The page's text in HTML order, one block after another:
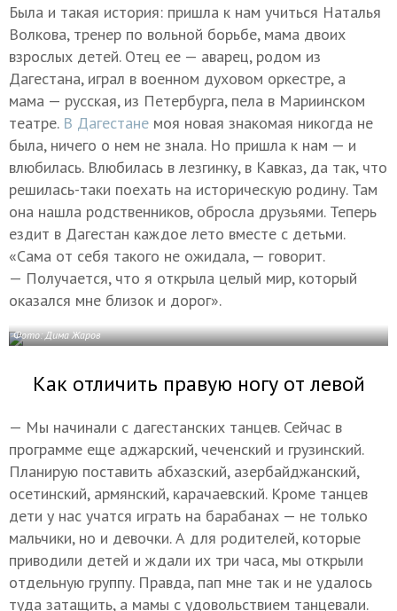
Была и такая история: пришла к нам учиться Наталья
Волкова, тренер по вольной борьбе, мама двоих
взрослых детей. Отец ее — аварец, родом из
Дагестана, играл в военном духовом оркестре, а
мама — русская, из Петербурга, пела в Мариинском
театре. В Дагестане моя новая знакомая никогда не
была, ничего о нем не знала. Но пришла к нам — и
влюбилась. Влюбилась в лезгинку, в Кавказ, да так, что
решилась-таки поехать на историческую родину. Там
она нашла родственников, обросла друзьями. Теперь
ездит в Дагестан каждое лето вместе с детьми.
«Сама от себя такого не ожидала, — говорит.
— Получается, что я открыла целый мир, который
оказался мне близок и дорог».
Фото: Дима Жаров
Как отличить правую ногу от левой
— Мы начинали с дагестанских танцев. Сейчас в
программе еще аджарский, чеченский и грузинский.
Планирую поставить абхазский, азербайджанский,
осетинский, армянский, карачаевский. Кроме танцев
дети у нас учатся играть на барабанах — не только
мальчики, но и девочки. А для родителей, которые
приводили детей и ждали их три часа, мы открыли
отдельную группу. Правда, пап мне так и не удалось
туда затащить, а мамы с удовольствием танцевали.